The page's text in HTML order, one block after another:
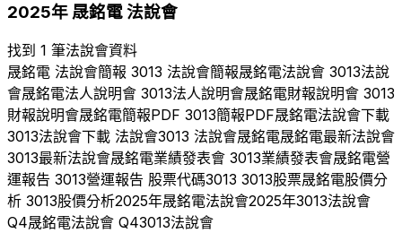
2025年 晟銘電法說會
找到 1 筆法說會資料
晟銘電 法說會簡報 3013 法說會簡報晟銘電法說會 3013法說
會晟銘電法人說明會 3013法人說明會晟銘電財報說明會 3013
財報說明會晟銘電簡報PDF 3013簡報PDF晟銘電法說會下載
3013法說會下載 法說會3013 法說會晟銘電晟銘電最新法說會
3013最新法說會晟銘電業績發表會 3013業績發表會晟銘電營
運報告 3013營運報告 股票代碼3013 3013股票晟銘電股價分
析 3013股價分析2025年晟銘電法說會2025年3013法說會
Q4晟銘電法說會 Q43013法說會